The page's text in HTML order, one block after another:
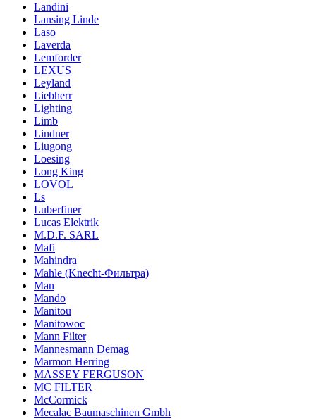
Landini
Lansing Linde
Laso
Laverda
Lemforder
LEXUS
Leyland
Liebherr
Lighting
Limb
Lindner
Liugong
Loesing
Long King
LOVOL
Ls
Luberfiner
Lucas Elektrik
M.D.F. SARL
Mafi
Mahindra
Mahle (Knecht-Фильтра)
Man
Mando
Manitou
Manitowoc
Mann Filter
Mannesmann Demag
Marmon Herring
MASSEY FERGUSON
MC FILTER
McCormick
Mecalac Baumaschinen Gmbh